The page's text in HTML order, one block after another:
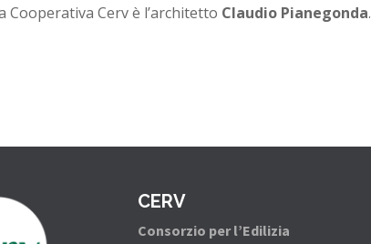
Cooperativa Cerv è l’architetto Claudio Pianegonda.
CERV
Consorzio per l’Edilizia